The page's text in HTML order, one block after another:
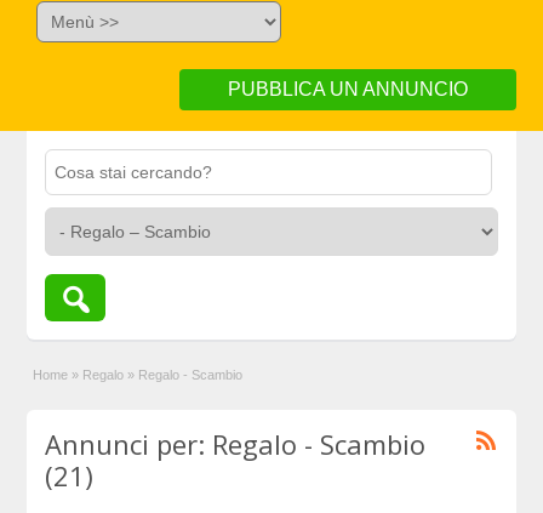
PUBBLICA UN ANNUNCIO
Home » Regalo » Regalo - Scambio
Annunci per: Regalo - Scambio
(21)